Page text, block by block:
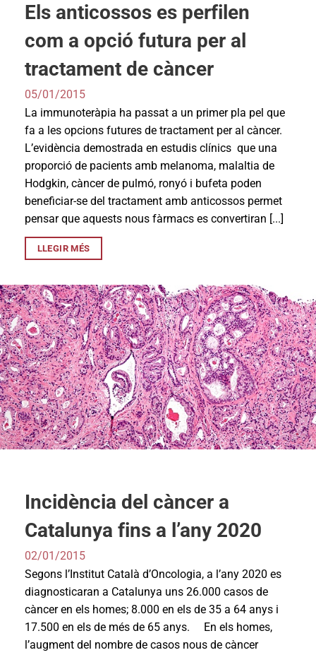
Els anticossos es perfilen
com a opció futura per al
tractament de càncer
05/01/2015
La immunoteràpia ha passat a un primer pla pel que
fa a les opcions futures de tractament per al càncer.
L’evidència demostrada en estudis clínics que una
proporció de pacients amb melanoma, malaltia de
Hodgkin, càncer de pulmó, ronyó i bufeta poden
beneficiar-se del tractament amb anticossos permet
pensar que aquests nous fàrmacs es convertiran [...]
LLEGIR MÉS
Incidència del càncer a
Catalunya fins a l’any 2020
02/01/2015
Segons l’Institut Català d’Oncologia, a l’any 2020 es
diagnosticaran a Catalunya uns 26.000 casos de
càncer en els homes; 8.000 en els de 35 a 64 anys i
17.500 en els de més de 65 anys. En els homes,
l’augment del nombre de casos nous de càncer